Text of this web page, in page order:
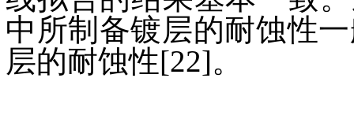
中所制备镀层的耐蚀性
层的耐蚀性[22]。